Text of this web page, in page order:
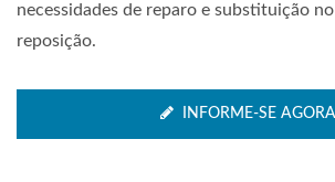
necessidades de reparo e substituição
reposição.
INFORME-SE AGORA